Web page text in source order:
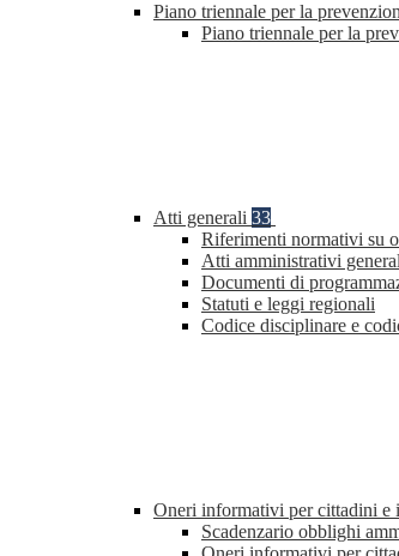
Piano triennale per la
Piano triennale per la
Atti generali 33
Riferimenti normativi su
Atti amministrativi
Documenti di
Statuti e leggi regionali
Codice disciplinare e
Oneri informativi per cittadini e
Scadenzario obblighi